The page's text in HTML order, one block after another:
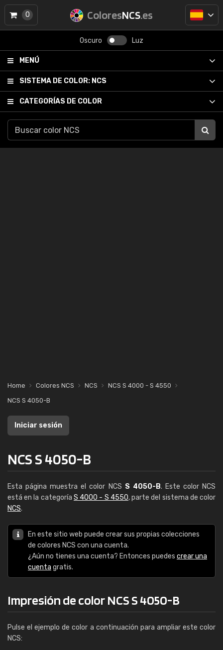
ColoresNCS.es
Oscuro Luz
MENÚ
SISTEMA DE COLOR: NCS
CATEGORÍAS DE COLOR
0
Home Colores NCS NCS
NCS S 4000 - S 4550
NCS S 4050-B
Iniciar sesión
NCS S 4050-B
Esta página muestra el color NCS S 4050-B. Este color NCS
está en la categoría S 4000 - S 4550, parte del sistema de color
NCS.
En este sitio web puede crear sus propias colecciones
de colores NCS con una cuenta.
¿Aún no tienes una cuenta? Entonces puedes crear una
cuenta gratis.
Impresión de color NCS S 4050-B
Pulse el ejemplo de color a continuación para ampliar este color
NCS: